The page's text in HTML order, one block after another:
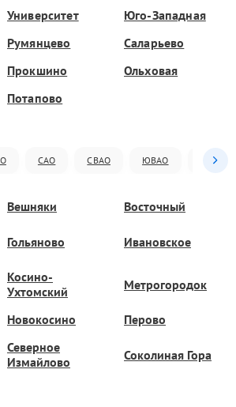
Университет
Юго-Западная
Румянцево
Саларьево
Прокшино
Ольховая
Потапово
САО СВАО ЮВАО ЮАО
Вешняки
Восточный
Гольяново Ивановское
Косино-
Ухтомский
Метрогородок
Новокосино Перово
Северное
Измайлово
Соколиная Гора